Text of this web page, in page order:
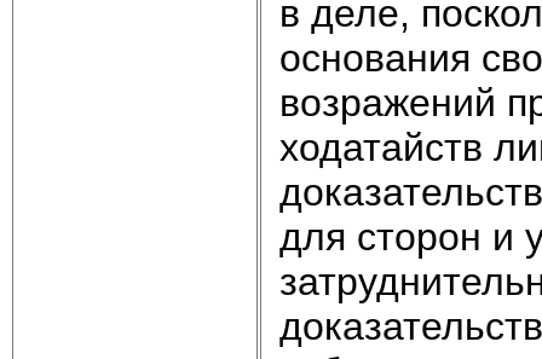
в деле,
основания
возражений
ходатайств
для сторон и